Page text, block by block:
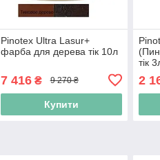
Pinotex Ultra Lasur+
фарба для дерева тік 10л
7 416₴ 9 270 ₴
Купити
тік
2